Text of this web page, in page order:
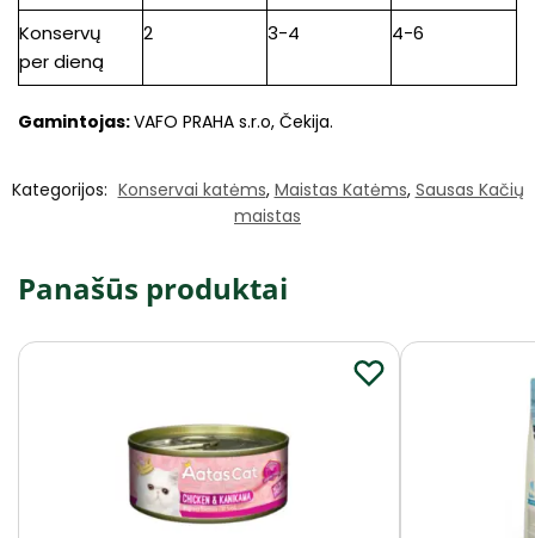
Konservų
per dieną
2 3-4 4-6
Gamintojas:VAFO PRAHA s.r.o, Čekija.
Kategorijos: Konservai katėms, Maistas Katėms, Sausas Kačių
maistas
Panašūs produktai